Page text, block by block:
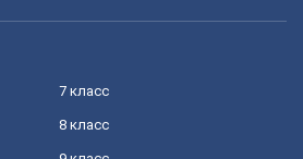
7 класс
8 класс